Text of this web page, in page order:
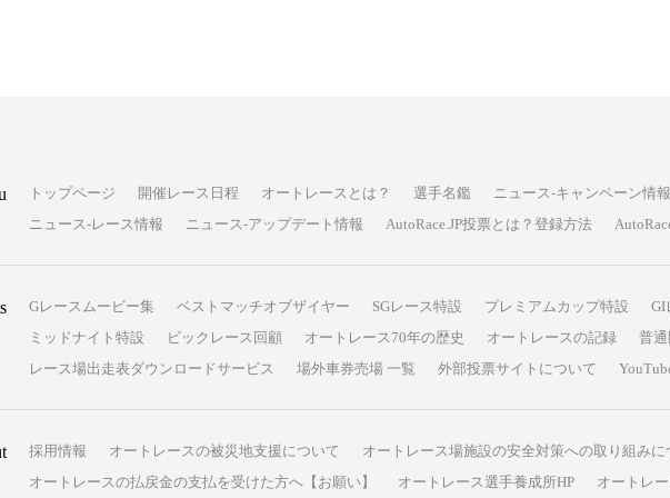
トップページ 開催レース日程 オートレースとは？ 選手名鑑 ニュース-キャンペーン情報
ニュース-レース情報
ニュース-アップデート情報 AutoRace.JP投票とは？登録方法
Gレースムービー集 ベストマッチオブザイヤー SGレース特設 プレミアムカップ特設 GI
ミッドナイト特設
ビックレース回顧 オートレース70年の歴史 オートレースの記録
普
レース場出走表ダウンロードサービス
場外車券売場 一覧 外部投票サイトについて
採用情報 オートレースの被災地支援について
オートレース場施設の安全対策への取り組みに
オートレースの払戻金の支払を受けた方へ【お願い】
オートレース選手養成所HP オートレ